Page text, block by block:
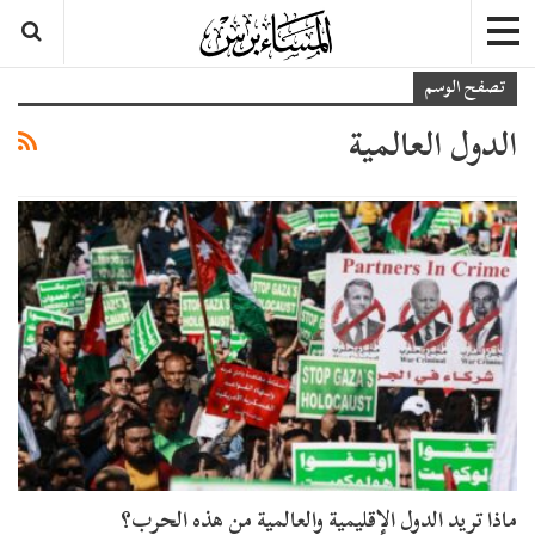
تصفح الوسم
الدول العالمية
ماذا تريد الدول الإقليمية والعالمية من هذه الحرب؟